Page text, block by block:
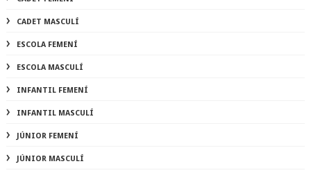
CADET MASCULÍ
ESCOLA FEMENÍ
ESCOLA MASCULÍ
INFANTIL FEMENÍ
INFANTIL MASCULÍ
JÚNIOR FEMENÍ
JÚNIOR MASCULÍ